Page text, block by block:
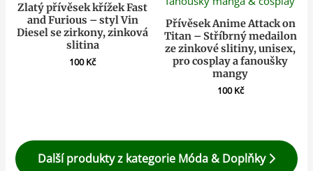
Zlatý přívěsek křížek Fast
and Furious – styl Vin
Diesel se zirkony, zinková
slitina
100Kč
Přívěsek Anime Attack on
Titan – Stříbrný medailon
ze zinkové slitiny, unisex,
pro cosplay a fanoušky
mangy
100Kč
Další produkty z kategorie Móda & Doplňky